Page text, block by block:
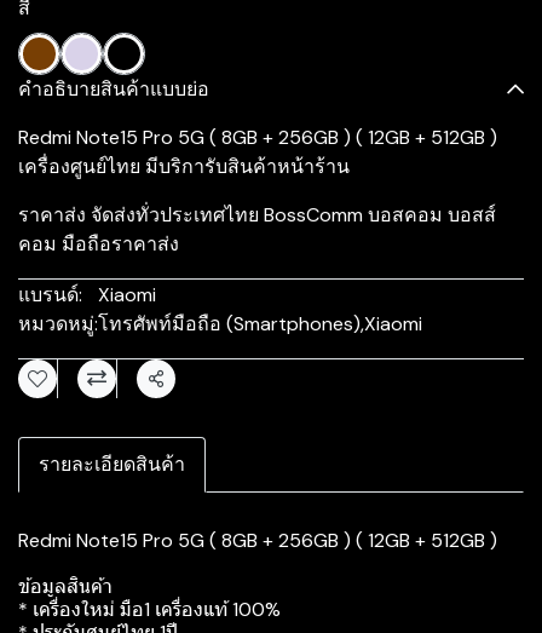
สี
คำอธิบายสินค้าแบบย่อ
Redmi Note15 Pro 5G ( 8GB + 256GB ) ( 12GB + 512GB )
เครื่องศูนย์ไทย มีบริการับสินค้าหน้าร้าน
ราคาส่ง จัดส่งทั่วประเทศไทย BossComm บอสคอม บอสส์
คอม มือถือราคาส่ง
แบรนด์:
Xiaomi
หมวดหมู่:โทรศัพท์มือถือ (Smartphones),Xiaomi
แชร์
รายละเอียดสินค้า
Redmi Note15 Pro 5G ( 8GB + 256GB ) ( 12GB + 512GB )
ข้อมูลสินค้า
* เครื่องใหม่ มือ1 เครื่องแท้ 100%